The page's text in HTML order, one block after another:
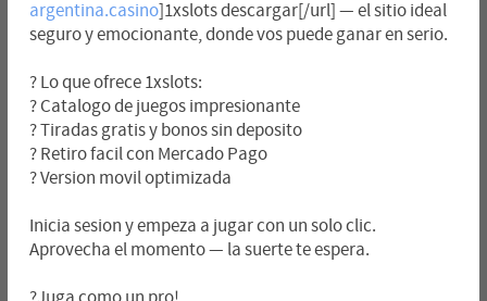
argentina.casino]1xslots descargar[/url] — el sitio ideal
seguro y emocionante, donde vos puede ganar en serio.
? Lo que ofrece 1xslots:
? Catalogo de juegos impresionante
? Tiradas gratis y bonos sin deposito
? Retiro facil con Mercado Pago
? Version movil optimizada
Inicia sesion y empeza a jugar con un solo clic.
Aprovecha el momento — la suerte te espera.